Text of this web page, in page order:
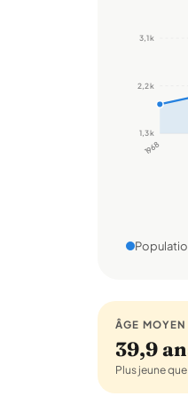
1,3 k
2,2 k
3,1 k
1968
ÂGE MOYEN
39,9
Plus jeune